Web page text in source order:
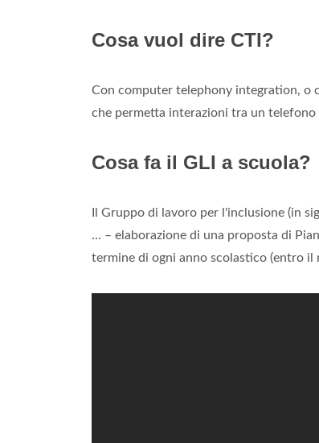
Cosa vuol dire CTI?
Con computer telephony integration, o
che permetta interazioni tra un
Cosa fa il GLI a scuola?
Il Gruppo di lavoro per l'inclusione (in
... – elaborazione di una proposta di
termine di ogni anno scolastico (entro il